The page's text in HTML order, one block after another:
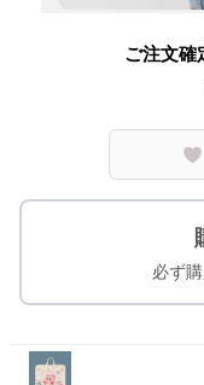
ご注文確
必ず